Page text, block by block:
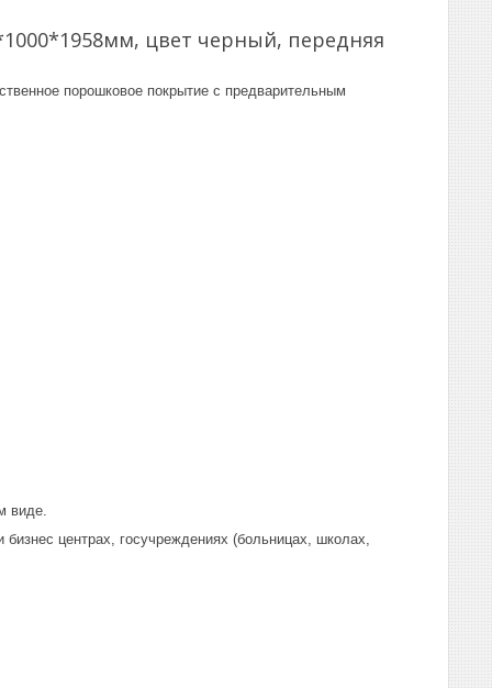
цвет черный, передняя
порошковое покрытие с предварительным
виде.
центрах, госучреждениях (больницах, школах,